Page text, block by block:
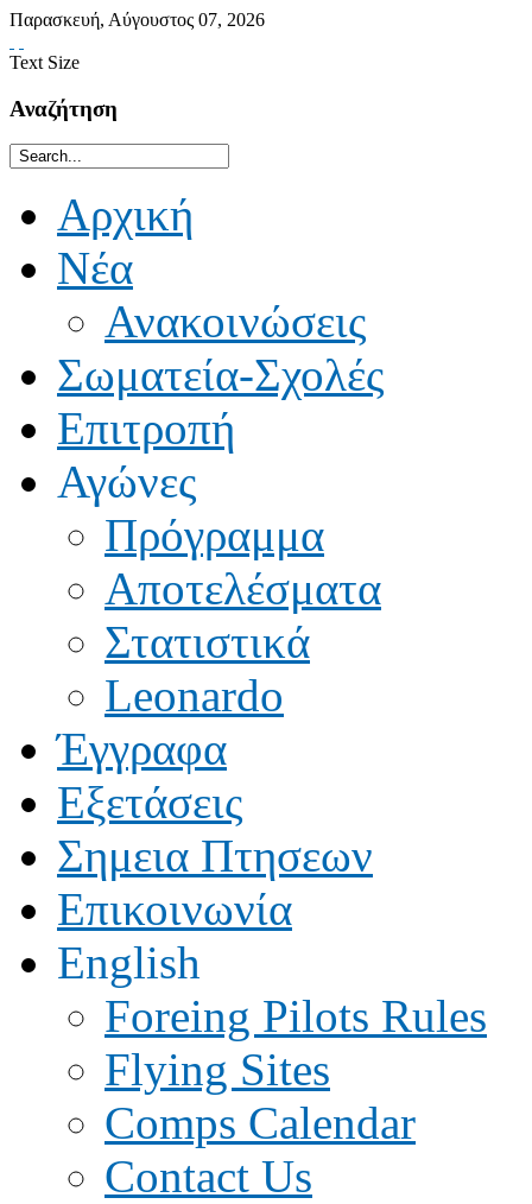
Παρασκευή, Αύγουστος 07, 2026
Text Size
Αναζήτηση
Αρχική
Νέα
Ανακοινώσεις
Σωματεία-Σχολές
Επιτροπή
Αγώνες
Πρόγραμμα
Αποτελέσματα
Στατιστικά
Leonardo
Έγγραφα
Εξετάσεις
Σημεια Πτησεων
Επικοινωνία
English
Foreing Pilots Rules
Flying Sites
Comps Calendar
Contact Us